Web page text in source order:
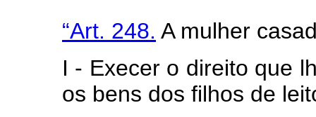
“Art. 248. A mulher
I - Execer o direito que
os bens dos filhos de